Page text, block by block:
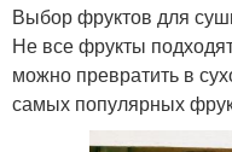
Выбор фруктов для
Не все фрукты
можно превратить в
самых популярных